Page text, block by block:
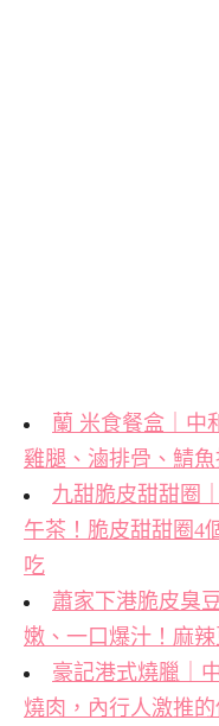
蘭 米食餐盒｜中
雞腿、滷排骨、鯖魚
九甜脆皮甜甜圈
午茶！脆皮甜甜圈4
吃
蕭家下港脆皮臭
嫩、一口爆汁！麻辣
豪記港式燒臘｜
燒肉，內行人激推